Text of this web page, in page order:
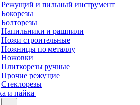
Режущий и пильный инструмент
Бокорезы
Болторезы
Напильники и рашпили
Ножи строительные
Ножницы по металлу
Ножовки
Плиткорезы ручные
Прочие режущие
Стеклорезы
и пайка